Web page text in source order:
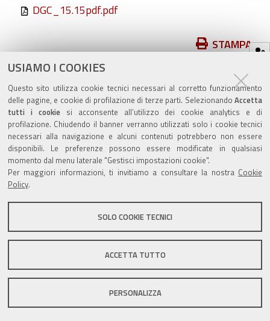
USIAMO I COOKIES
Questo sito utilizza cookie tecnici necessari al corretto funzionamento
delle pagine, e cookie di profilazione di terze parti. Selezionando Accetta
tutti i cookiesi acconsente all’utilizzo dei cookie analytics e di
profilazione. Chiudendo il banner verranno utilizzati solo i cookie tecnici
necessari alla navigazione e alcuni contenuti potrebbero non essere
disponibili. Le preferenze possono essere modificate in qualsiasi
momento dal menu laterale "Gestisci impostazioni cookie".
Per maggiori informazioni, ti invitiamo a consultare la nostra Cookie
Policy.
SOLO COOKIE TECNICI
ACCETTA TUTTO
PERSONALIZZA
DGC_15.15pdf.pdf
Azioni
sul
documento
STAMPA
pubblicato il09/11/2018
ultima modifica09/11/2018
Valuta questo sito
Sito istituzionale Comune di Zola Predosa